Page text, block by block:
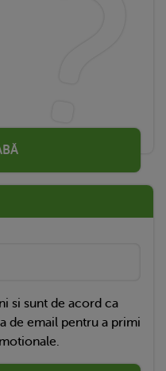
si sunt de acord ca
de email pentru a primi